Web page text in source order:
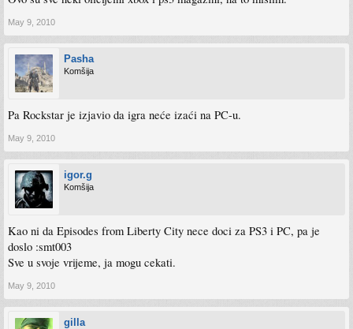
May 9, 2010
Pasha
Komšija
Pa Rockstar je izjavio da igra neće izaći na PC-u.
May 9, 2010
igor.g
Komšija
Kao ni da Episodes from Liberty City nece doci za PS3 i PC, pa je
doslo :smt003
Sve u svoje vrijeme, ja mogu cekati.
May 9, 2010
gilla